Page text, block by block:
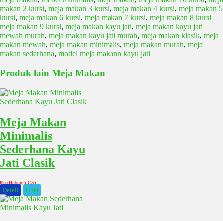
makan 2 kursi, meja makan 3 kursi, meja makan 4 kursi, meja makan 5
kursi, meja makan 6 kursi, meja makan 7 kursi, meja makan 8 kursi
meja makan 9 kursi, meja makan kayu jati, meja makan kayu jati
mewah murah, meja makan kayu jati murah, meja makan klasik, meja
makan mewah, meja makan minimalis, meja makan murah, meja
makan sederhana, model meja makann kayu jati
Produk lain Meja Makan
Meja Makan
Minimalis
Sederhana Kayu
Jati Clasik
Rp (Hubungi CS)
Detail Chat